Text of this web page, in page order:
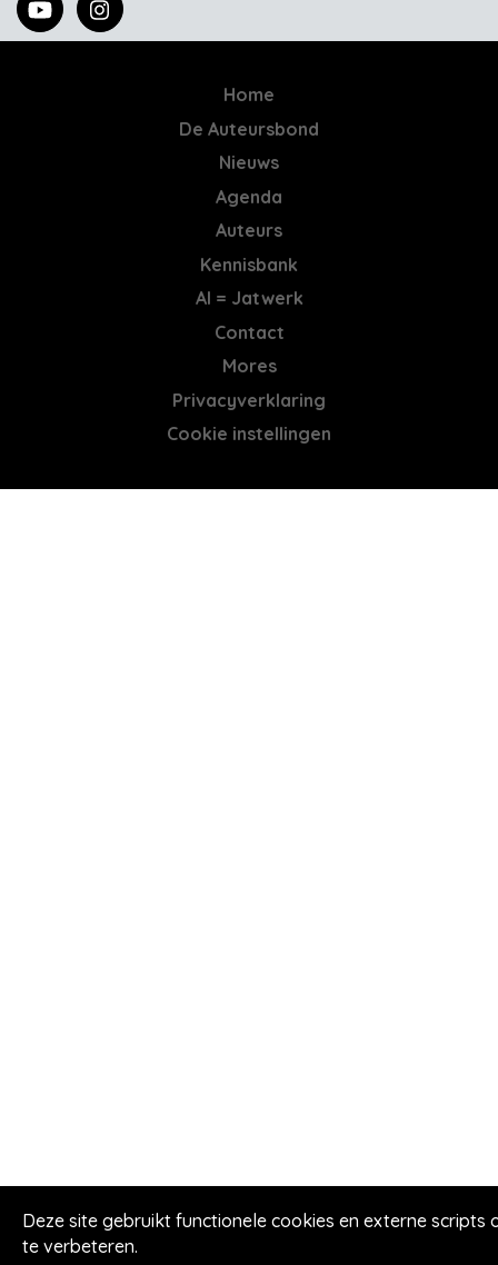
Deze site gebruikt functionele cookies en externe scripts
te verbeteren.
Home
De Auteursbond
Nieuws
Agenda
Auteurs
Kennisbank
AI = Jatwerk
Contact
Mores
Privacyverklaring
Cookie instellingen